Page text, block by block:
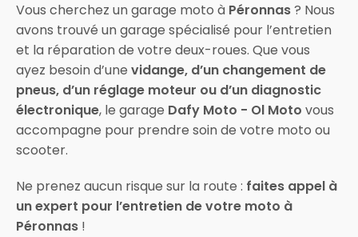
Vous cherchez un garage moto à Péronnas? Nous
avons trouvé un garage spécialisé pour l’entretien
et la réparation de votre deux-roues. Que vous
ayez besoin d’une vidange, d’un changement de
pneus, d’un réglage moteur ou d’un diagnostic
électronique, le garage Dafy Moto - Ol Moto vous
accompagne pour prendre soin de votre moto ou
scooter.
Ne prenez aucun risque sur la route : faites appel à
un expert pour l’entretien de votre moto à
Péronnas !